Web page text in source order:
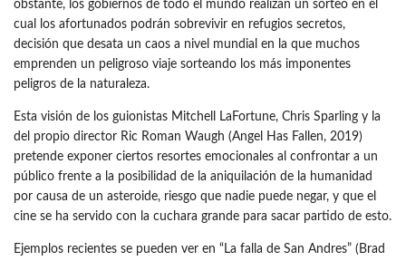
obstante, los gobiernos de todo el mundo realizan un sorteo en el
cual los afortunados podrán sobrevivir en refugios secretos,
decisión que desata un caos a nivel mundial en la que muchos
emprenden un peligroso viaje sorteando los más imponentes
peligros de la naturaleza.
Esta visión de los guionistas Mitchell LaFortune, Chris Sparling y la
del propio director Ric Roman Waugh (Angel Has Fallen, 2019)
pretende exponer ciertos resortes emocionales al confrontar a un
público frente a la posibilidad de la aniquilación de la humanidad
por causa de un asteroide, riesgo que nadie puede negar, y que el
cine se ha servido con la cuchara grande para sacar partido de esto.
Ejemplos recientes se pueden ver en “La falla de San Andres” (Brad